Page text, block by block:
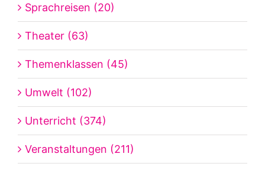
Sprachreisen (20)
Theater (63)
Themenklassen (45)
Umwelt (102)
Unterricht (374)
Veranstaltungen (211)